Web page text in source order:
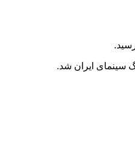
سینمای ایران شد.